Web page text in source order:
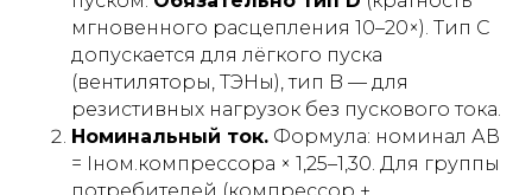
мгновенного расцепления 10–20×). Тип C
допускается для лёгкого пуска
(вентиляторы, ТЭНы), тип B — для
резистивных нагрузок без пускового тока.
Номинальный ток. Формула: номинал АВ
= Iном.компрессора × 1,25–1,30. Для группы